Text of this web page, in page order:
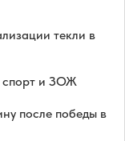
текли в
спорт и ЗОЖ
после победы в